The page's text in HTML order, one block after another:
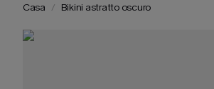
Casa Bikini astratto oscuro